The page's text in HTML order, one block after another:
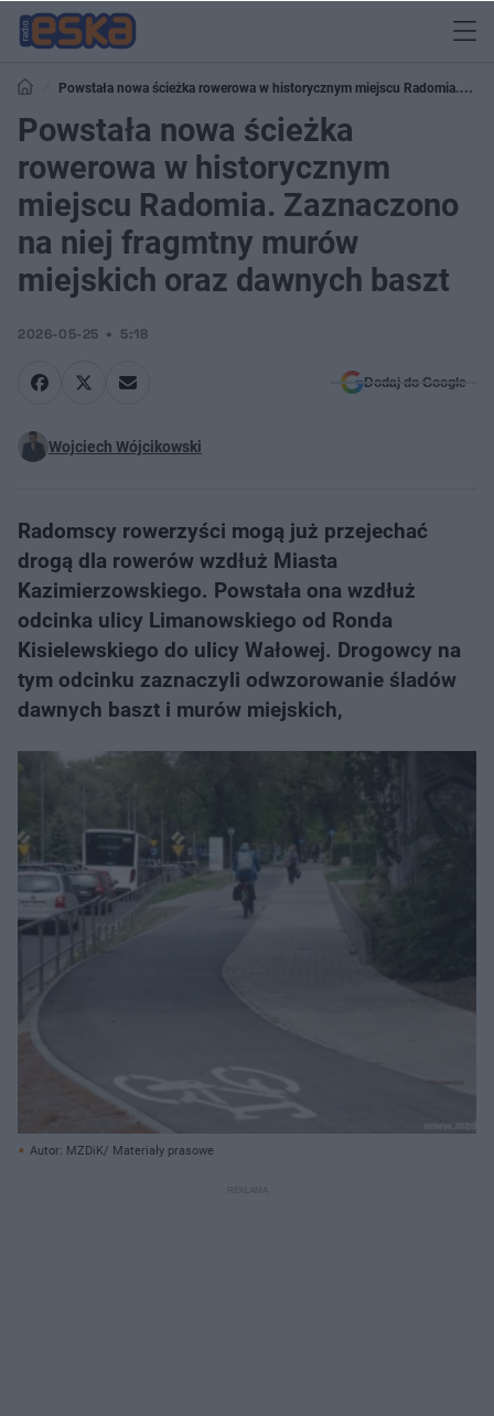
Powstała nowa ścieżka rowerowa w historycznym miejscu Radomia.
Zaznaczono na niej fragmtny murów miejskich oraz dawnych baszt
Powstała nowa ścieżka
rowerowa w historycznym
miejscu Radomia. Zaznaczono
na niej fragmtny murów
miejskich oraz dawnych baszt
2026-05-25 5:18
Dodaj do Google
Wojciech Wójcikowski
Radomscy rowerzyści mogą już przejechać
drogą dla rowerów wzdłuż Miasta
Kazimierzowskiego. Powstała ona wzdłuż
odcinka ulicy Limanowskiego od Ronda
Kisielewskiego do ulicy Wałowej. Drogowcy na
tym odcinku zaznaczyli odwzorowanie śladów
dawnych baszt i murów miejskich,
Autor: MZDiK/ Materiały prasowe